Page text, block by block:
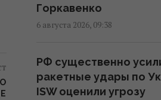
указал причину
15:22 четверг, 06 августа 2026
Горкавенко
6 августа 2026, 09:38
РФ существенно
ракетные удары по
ISW оценили угрозу